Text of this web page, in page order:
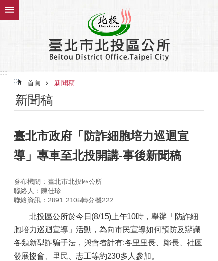
跳到主要內容區塊
:::
:::
首頁 新聞稿
新聞稿
臺北市政府「防詐細胞培力巡迴宣
導」專車至北投開講-事後新聞稿
發布機關：臺北市北投區公所
聯絡人：陳佳珍
聯絡資訊：2891-2105轉分機222
北投區公所於今日(8/15)上午10時，舉辦「防詐細
胞培力巡迴宣導」活動，為向市民宣導如何預防及辯識
各類新型詐騙手法，與會者計有:各里里長、鄰長、社區
發展協會、里民、志工等約230多人參加。